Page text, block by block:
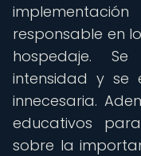
responsable en
hospedaje.
intensidad y se
innecesaria.
educativos
sobre la